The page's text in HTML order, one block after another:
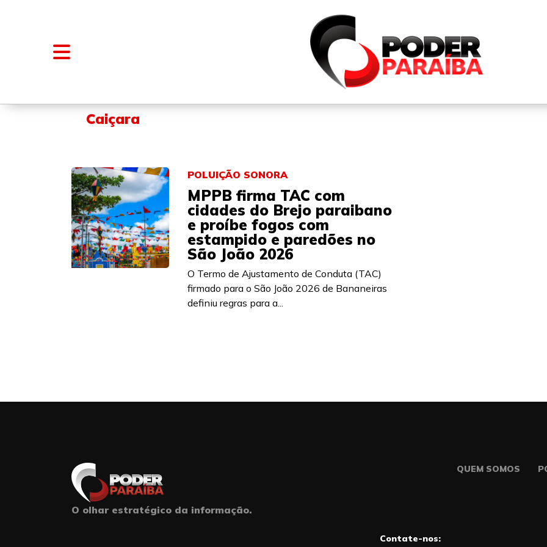
FALE CONOSCO
Caiçara
POLUIÇÃO SONORA
MPPB firma TAC com
cidades do Brejo paraibano
e proíbe fogos com
estampido e paredões no
São João 2026
O Termo de Ajustamento de Conduta (TAC)
firmado para o São João 2026 de Bananeiras
definiu regras para a...
O olhar estratégico da informação.
QUEM SOMOS
Contate-nos: